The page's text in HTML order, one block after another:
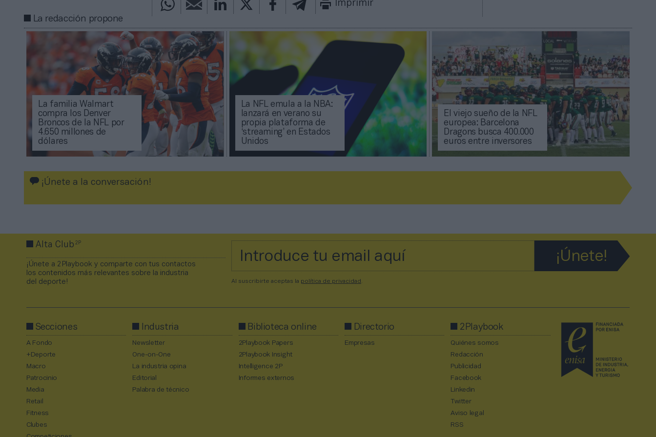
Imprimir
La redacción propone
La familia Walmart
compra los Denver
Broncos de la NFL por
4.650 millones de
dólares
La NFL emula a la NBA:
lanzará en verano su
propia plataforma de
‘streaming’ en Estados
Unidos
El viejo sueño de la NFL
europea: Barcelona
Dragons busca 400.000
euros entre inversores
¡Únete a la conversación!
Alta Club2P
¡Únete a 2Playbook y comparte con tus contactos
los contenidos más relevantes sobre la industria
del deporte!
Al suscribirte aceptas la política de privacidad
Secciones
A Fondo
+Deporte
Macro
Patrocinio
Media
Retail
Fitness
Clubes
Industria
Newsletter
One-on-One
La industria opina
Editorial
Palabra de técnico
Biblioteca online
2Playbook Papers
2Playbook Insight
Intelligence 2P
Informes externos
Directorio
Empresas
2Playbook
Quiénes somos
Redacción
Publicidad
Facebook
Linkedin
Twitter
Aviso legal
RSS